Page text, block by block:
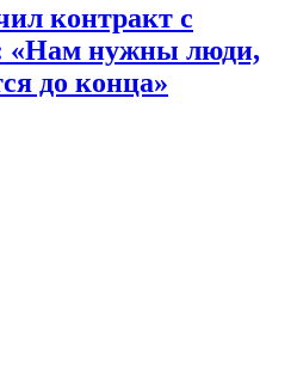
контракт с
«Нам нужны люди,
до конца»